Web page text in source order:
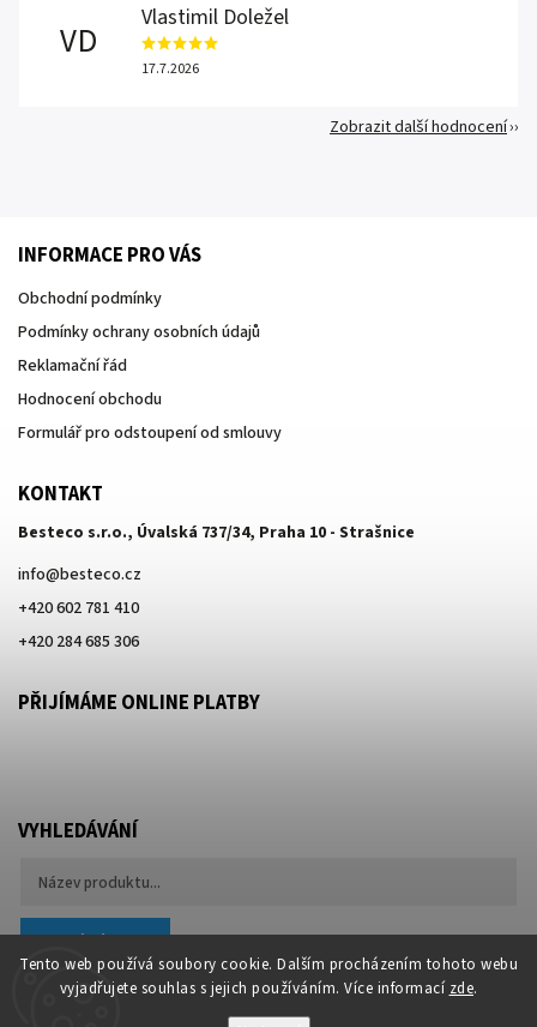
Tento web používá soubory cookie. Dalším procházením tohoto webu
vyjadřujete souhlas s jejich používáním. Více informací zde.
VD
Vlastimil Doležel
17.7.2026
Zobrazit další hodnocení
INFORMACE PRO VÁS
Obchodní podmínky
Podmínky ochrany osobních údajů
Reklamační řád
Hodnocení obchodu
Formulář pro odstoupení od smlouvy
KONTAKT
Besteco s.r.o., Úvalská 737/34, Praha 10 - Strašnice
info@besteco.cz
+420 602 781 410
+420 284 685 306
PŘIJÍMÁME ONLINE PLATBY
VYHLEDÁVÁNÍ
Hledat